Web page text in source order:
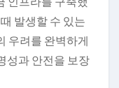
발생할 수 있는
우려를 완벽하게
성과 안전을 보장